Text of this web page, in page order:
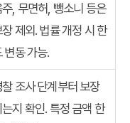
주, 무면허, 뺑소니 등은
장 제외. 법률 개정 시 한
변동 가능.
찰 조사 단계부터 보장
지 확인. 특정 금액 한